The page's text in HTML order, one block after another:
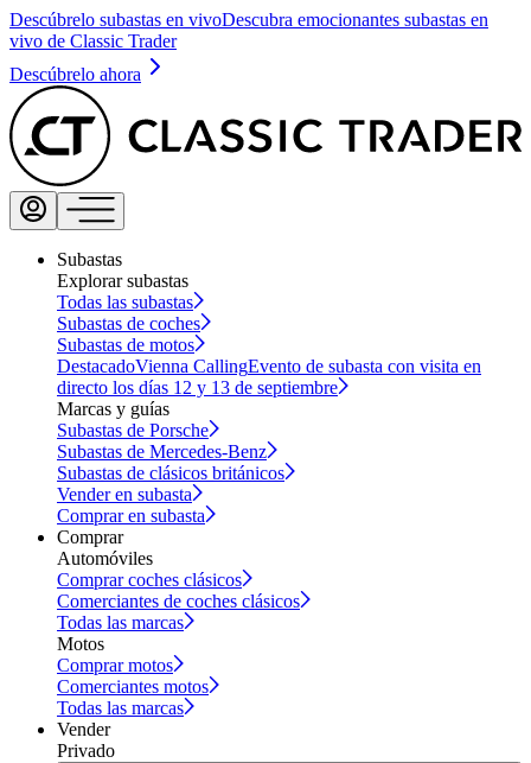
Descúbrelo subastas en vivoDescubra emocionantes subastas en
vivo de Classic Trader
Descúbrelo ahora
Subastas
Explorar subastas
Todas las subastas
Subastas de coches
Subastas de motos
DestacadoVienna CallingEvento de subasta con visita en
directo los días 12 y 13 de septiembre
Marcas y guías
Subastas de Porsche
Subastas de Mercedes-Benz
Subastas de clásicos británicos
Vender en subasta
Comprar en subasta
Comprar
Automóviles
Comprar coches clásicos
Comerciantes de coches clásicos
Todas las marcas
Motos
Comprar motos
Comerciantes motos
Todas las marcas
Vender
Privado